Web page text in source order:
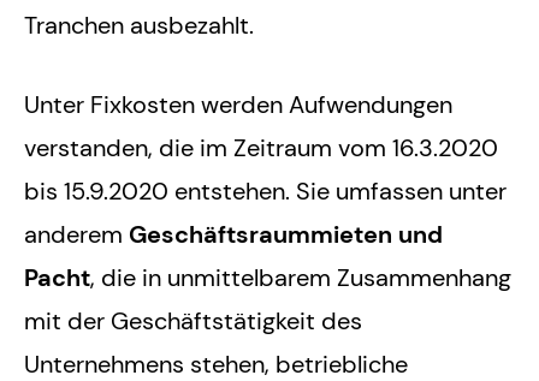
Tranchen ausbezahlt.
Unter Fixkosten werden Aufwendungen
verstanden, die im Zeitraum vom 16.3.2020
bis 15.9.2020 entstehen. Sie umfassen unter
anderem Geschäftsraummieten und
Pacht, die in unmittelbarem Zusammenhang
mit der Geschäftstätigkeit des
Unternehmens stehen, betriebliche